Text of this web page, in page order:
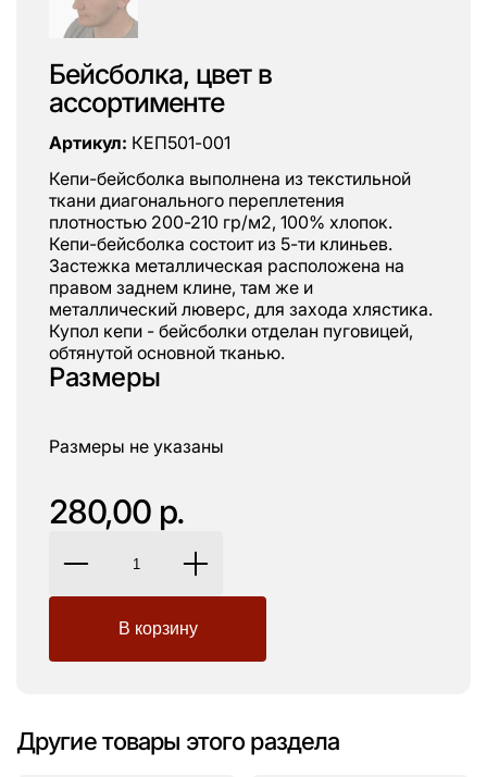
Бейсболка, цвет в
ассортименте
Артикул: КЕП501-001
Кепи-бейсболка выполнена из текстильной
ткани диагонального переплетения
плотностью 200-210 гр/м2, 100% хлопок.
Кепи-бейсболка состоит из 5-ти клиньев.
Застежка металлическая расположена на
правом заднем клине, там же и
металлический люверс, для захода хлястика.
Купол кепи - бейсболки отделан пуговицей,
обтянутой основной тканью.
Размеры
Размеры не указаны
280,00 р.
Другие товары этого раздела